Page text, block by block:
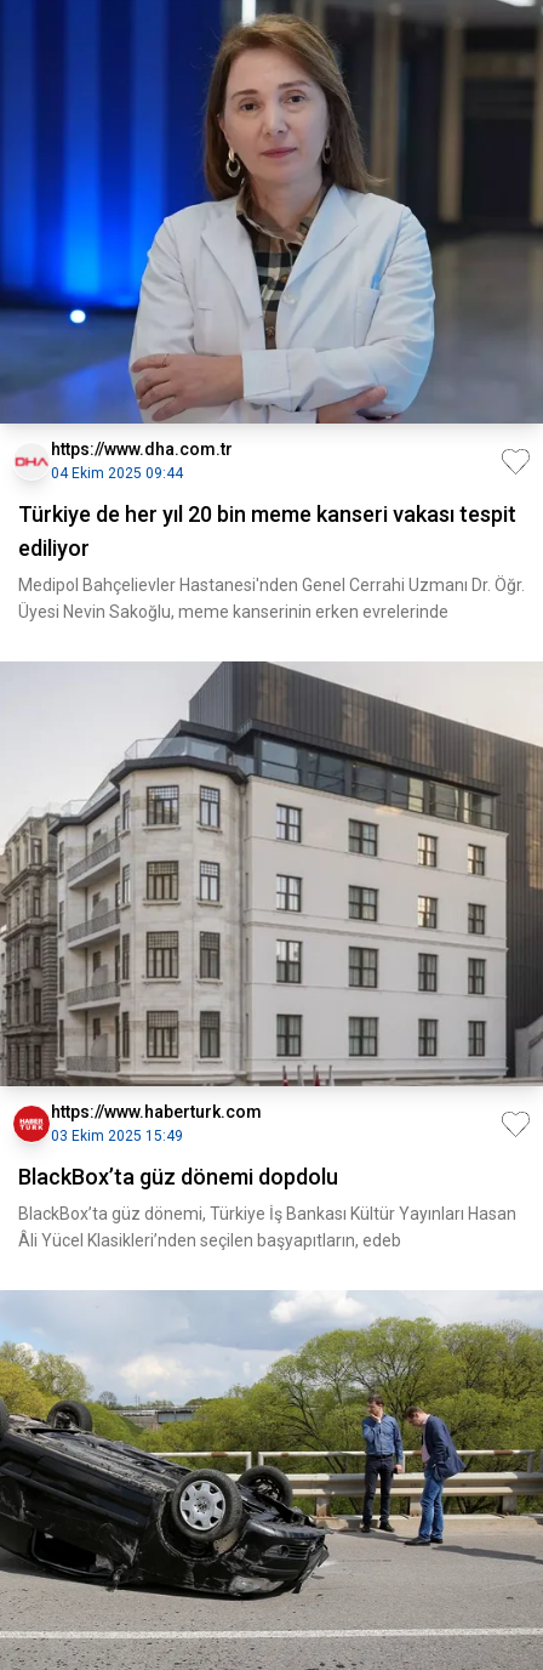
https://www.dha.com.tr
04 Ekim 2025 09:44
Türkiye de her yıl 20 bin meme kanseri vakası tespit
ediliyor
Medipol Bahçelievler Hastanesi'nden Genel Cerrahi Uzmanı Dr. Öğr.
Üyesi Nevin Sakoğlu, meme kanserinin erken evrelerinde
https://www.haberturk.com
03 Ekim 2025 15:49
BlackBox’ta güz dönemi dopdolu
BlackBox’ta güz dönemi, Türkiye İş Bankası Kültür Yayınları Hasan
Âli Yücel Klasikleri’nden seçilen başyapıtların, edeb